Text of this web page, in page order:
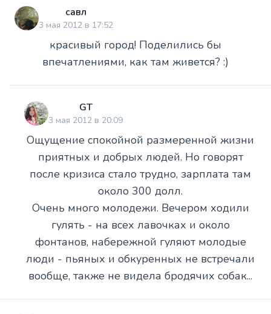
савл
3 мая 2012 в 17:52
красивый город! Поделились бы
впечатлениями, как там живется? :)
GT
3 мая 2012 в 20:09
Ощущение спокойной размеренной жизни
приятных и добрых людей. Но говорят
после кризиса стало трудно, зарплата там
около 300 долл.
Очень много молодежи. Вечером ходили
гулять - на всех лавочках и около
фонтанов, набережной гуляют молодые
люди - пьяных и обкуренных не встречали
вообще, также не видела бродячих собак...